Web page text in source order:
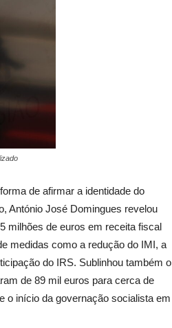
de afirmar a identidade do
António José Domingues revelou
milhões de euros em receita fiscal
medidas como a redução do IMI, a
do IRS. Sublinhou também o
de 89 mil euros para cerca de
o início da governação socialista em